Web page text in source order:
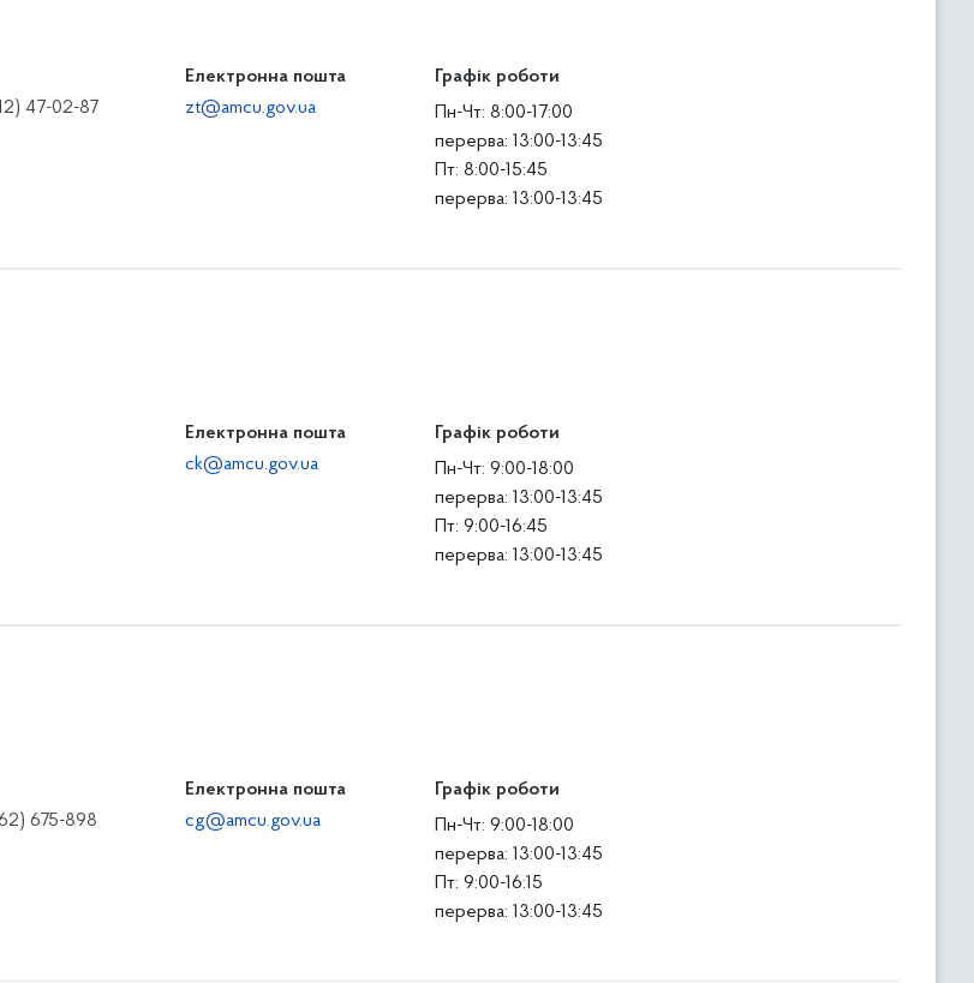
47-02-87
Електронна пошта
zt@amcu.gov.ua
Графік роботи
Пн-Чт: 8:00-17:00
перерва: 13:00-13:45
Пт: 8:00-15:45
перерва: 13:00-13:45
Електронна пошта
ck@amcu.gov.ua
Графік роботи
Пн-Чт: 9:00-18:00
перерва: 13:00-13:45
Пт: 9:00-16:45
перерва: 13:00-13:45
675-898
Електронна пошта
cg@amcu.gov.ua
Графік роботи
Пн-Чт: 9:00-18:00
перерва: 13:00-13:45
Пт: 9:00-16:15
перерва: 13:00-13:45